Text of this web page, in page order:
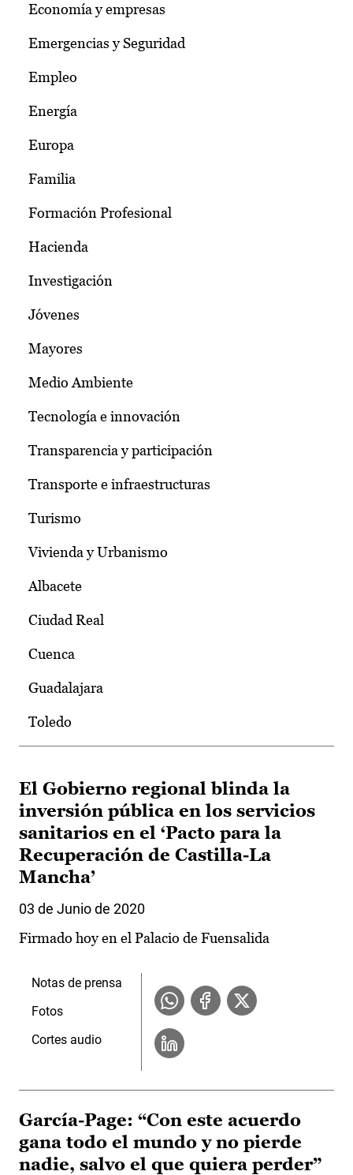
Economía y empresas
Emergencias y Seguridad
Empleo
Energía
Europa
Familia
Formación Profesional
Hacienda
Investigación
Jóvenes
Mayores
Medio Ambiente
Tecnología e innovación
Transparencia y participación
Transporte e infraestructuras
Turismo
Vivienda y Urbanismo
Albacete
Ciudad Real
Cuenca
Guadalajara
Toledo
El Gobierno regional blinda la
inversión pública en los servicios
sanitarios en el ‘Pacto para la
Recuperación de Castilla-La
Mancha’
03 de Junio de 2020
Firmado hoy en el Palacio de Fuensalida
Notas de prensa
Fotos
Cortes audio
García-Page: “Con este acuerdo
gana todo el mundo y no pierde
nadie, salvo el que quiera perder”